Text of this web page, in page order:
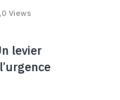
Views
levier